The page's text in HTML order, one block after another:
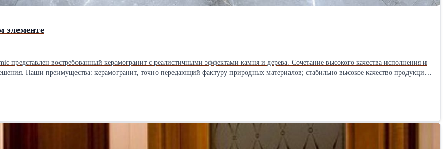
элементе
представлен востребованный керамогранит с реалистичными эффектами камня и дерева. Сочетание высокого качества исполнения и
продукции;
к взаимовыгодному сотрудничеству: будем рады работать со строительными и торговыми компаниями, магазинами и